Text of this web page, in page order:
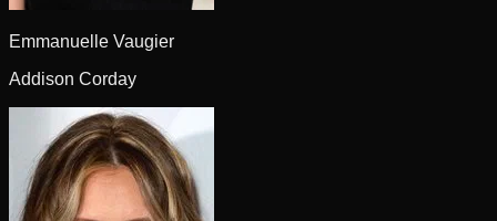
Emmanuelle Vaugier
Addison Corday